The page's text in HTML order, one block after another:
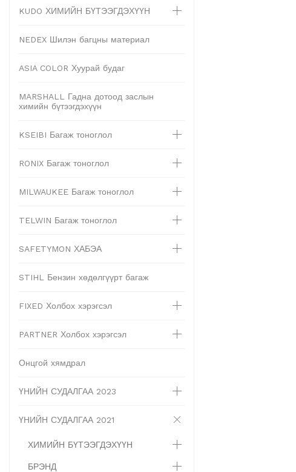
KUDO ХИМИЙН БҮТЭЭГДЭХҮҮН
NEDEX Шилэн багцны материал
ASIA COLOR Хуурай будаг
MARSHALL Гадна дотоод заслын
химийн бүтээгдэхүүн
KSEIBI Багаж тоноглол
RONIX Багаж тоноглол
MILWAUKEE Багаж тоноглол
TELWIN Багаж тоноглол
SAFETYMON ХАБЭА
STIHL Бензин хөдөлгүүрт багаж
FIXED Холбох хэрэгсэл
PARTNER Холбох хэрэгсэл
Онцгой хямдрал
ҮНИЙН СУДАЛГАА 2023
ҮНИЙН СУДАЛГАА 2021
ХИМИЙН БҮТЭЭГДЭХҮҮН
БРЭНД